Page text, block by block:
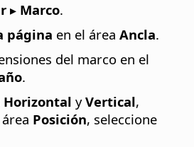
▸ Marco.
página en el área Ancla.
del marco en el
.
Horizontal yVertical,
Posición, seleccione